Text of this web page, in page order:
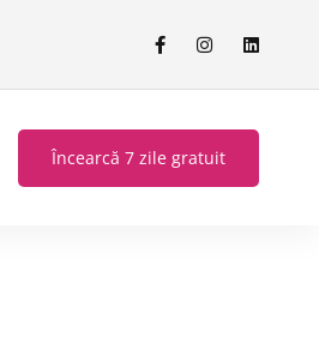
Încearcă 7 zile gratuit